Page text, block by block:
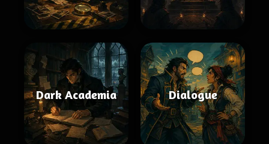
Dark Academia Dialogue